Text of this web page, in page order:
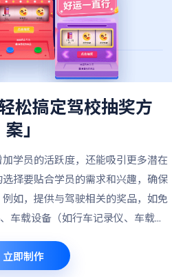
松搞定驾校抽奖方
案」
学员的活跃度，还能吸引更多潜在
择要贴合学员的需求和兴趣，确保
如，提供与驾驶相关的奖品，如免
车载设备（如行车记录仪、车载...
立即制作